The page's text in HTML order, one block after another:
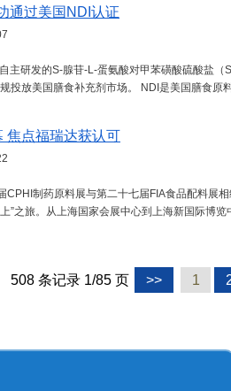
通过美国NDI认证
主研发的S-腺苷-L-蛋氨酸对甲苯磺酸硫酸盐
投放美国膳食补充剂市场。 NDI是美国膳食原
焦点福瑞达获认可
制药原料展与第二十七届FIA食品配料展
”之旅。从上海国家会展中心到上海新国际博览
508 条记录 1/85 页 >> 1